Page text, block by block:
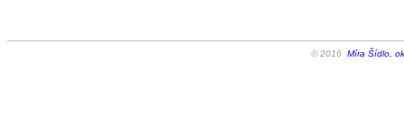
© 2016 Míra Šídlo,